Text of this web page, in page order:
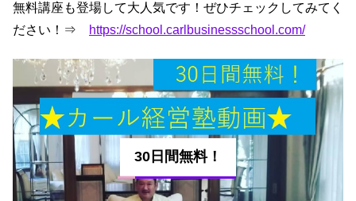
無料講座も登場して大人気です！ぜひチェックしてみてく
ださい！⇒
https://school.carlbusinessschool.com/
30日間無料！